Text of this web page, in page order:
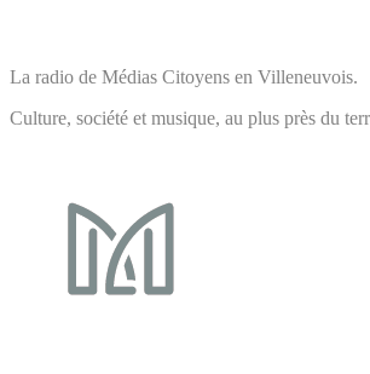
La radio de Médias Citoyens en Villeneuvois.
Culture, société et musique, au plus près du